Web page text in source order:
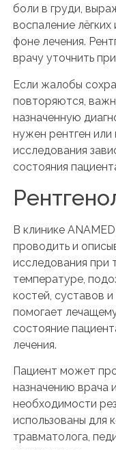
боли в груди,
воспаление
фоне лечения.
врачу уточнить
Если жалобы
повторяются,
назначенную
нужен рентген или
исследования
состояния
В клинике
проводить и
исследования при
температуре,
костей, суставов
помогает
состояние
лечения.
Пациент может
назначению врача
необходимости
использованы для
травматолога,